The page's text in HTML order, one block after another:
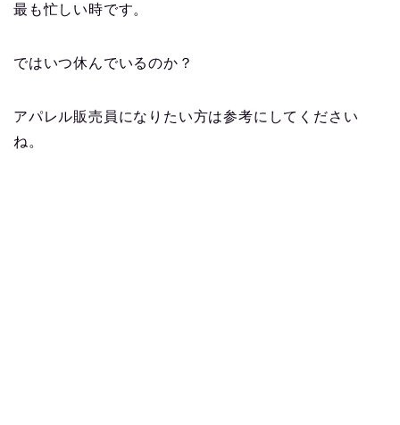
最も忙しい時です。
ではいつ休んでいるのか？
アパレル販売員になりたい方は参考にしてください
ね。